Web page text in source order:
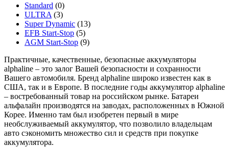
Standard (0)
ULTRA (3)
Super Dynamic (13)
EFB Start-Stop (5)
AGM Start-Stop (9)
Практичные, качественные, безопасные аккумуляторы
alphaline – это залог Вашей безопасности и сохранности
Вашего автомобиля. Бренд alphaline широко известен как в
США, так и в Европе. В последние годы аккумулятор alphaline
– востребованный товар на российском рынке. Батареи
альфалайн производятся на заводах, расположенных в Южной
Корее. Именно там был изобретен первый в мире
необслуживаемый аккумулятор, что позволило владельцам
авто сэкономить множество сил и средств при покупке
аккумулятора.